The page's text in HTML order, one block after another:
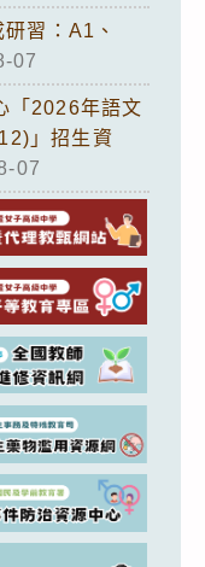
習：A1、
07
「2026年語文
」招生資
07